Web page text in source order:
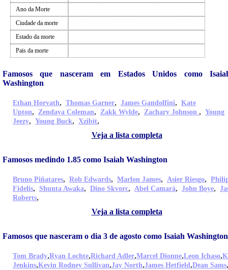
Ano da Morte
Ciudade da morte
Estado da morte
Pais da morte
Famosos que nasceram em Estados Unidos como
Washington
Ethan Horvath, Thomas Garner, James Gandolfini, Kate
Upton, Zendaya Coleman, Zakk Wylde, Zachary Johnson , Young
Jeezy, Young Buck, Xzibit,
Veja a lista completa
Famosos medindo 1.85 como Isaiah Washington
Bruno Piñatares, Rob Edwards, Marlon James, Asier Riesgo,
Fidelis, Shunta Awaka, Dino Skvorc, Abel Camará, John Boye,
Roberts,
Veja a lista completa
Famosos que nasceram o dia 3 de agosto como Isaiah Washington
Tom Brady,Ryan Lochte,Richard Adler,Marcel Dionne,Leon Ichaso,
Jenkins,Kevin Rodney Sullivan,Jay North,James Hetfield,Dean Sams,